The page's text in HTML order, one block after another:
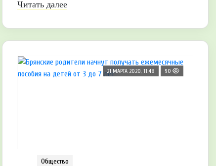
Читать далее
21 МАРТА 2020, 11:48 90
Общество